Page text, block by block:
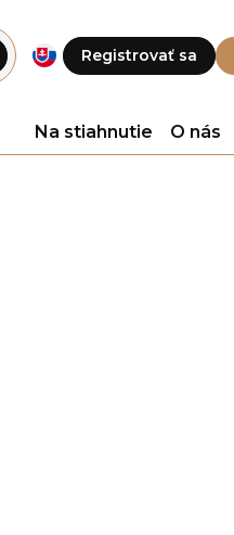
Registrovať sa
Na stiahnutie O nás